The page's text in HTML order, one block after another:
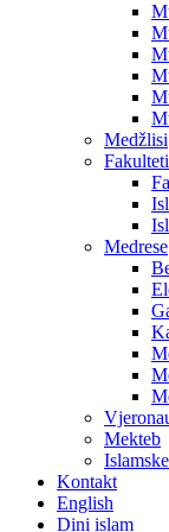
Medžlisi
Fakulteti
Medrese
Mekteb
Kontakt
English
Dini islam